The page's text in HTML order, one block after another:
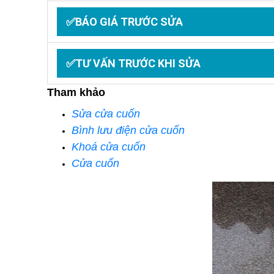
✅BÁO GIÁ TRƯỚC SỬA
✅TƯ VẤN TRƯỚC KHI SỬA
Tham khảo
Sửa cửa cuốn
Bình lưu điện cửa cuốn
Khoá cửa cuốn
Cửa cuốn